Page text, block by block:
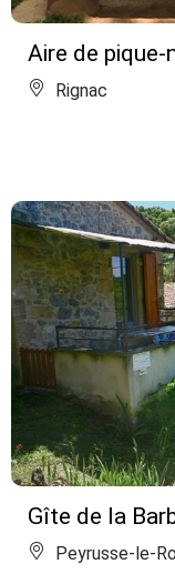
Aire de pique-
Rignac
Gîte de la
Peyrusse-le-